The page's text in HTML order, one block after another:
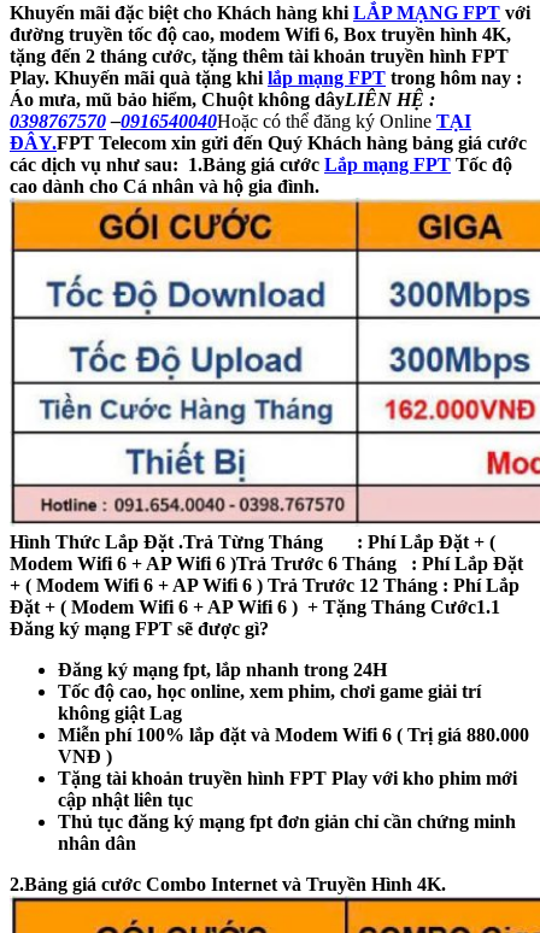
Khuyến mãi đặc biệt cho Khách hàng khi LẮP MẠNG FPT với
đường truyền tốc độ cao, modem Wifi 6, Box truyền hình 4K,
tặng đến 2 tháng cước, tặng thêm tài khoản truyền hình FPT
Play. Khuyến mãi quà tặng khi lắp mạng FPT trong hôm nay :
Áo mưa, mũ bảo hiểm, Chuột không dâyLIÊN HỆ :
0398767570–0916540040Hoặc có thể đăng ký Online TẠI
ĐÂY.FPT Telecom xin gửi đến Quý Khách hàng bảng giá cước
các dịch vụ như sau: 1.Bảng giá cước Lắp mạng FPT Tốc độ
cao dành cho Cá nhân và hộ gia đình.
Hình Thức Lắp Đặt .Trả Từng Tháng : Phí Lắp Đặt + (
Modem Wifi 6 + AP Wifi 6 )Trả Trước 6 Tháng : Phí Lắp Đặt
+ ( Modem Wifi 6 + AP Wifi 6 ) Trả Trước 12 Tháng : Phí Lắp
Đặt + ( Modem Wifi 6 + AP Wifi 6 ) + Tặng Tháng Cước1.1
Đăng ký mạng FPT sẽ được gì?
Đăng ký mạng fpt, lắp nhanh trong 24H
Tốc độ cao, học online, xem phim, chơi game giải trí
không giật Lag
Miễn phí 100% lắp đặt và Modem Wifi 6 ( Trị giá 880.000
VNĐ )
Tặng tài khoản truyền hình FPT Play với kho phim mới
cập nhật liên tục
Thủ tục đăng ký mạng fpt đơn giản chỉ cần chứng minh
nhân dân
2.Bảng giá cước Combo Internet và Truyền Hình 4K.